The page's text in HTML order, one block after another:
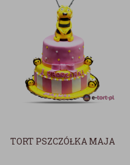
TORT PSZCZÓŁKA MAJA